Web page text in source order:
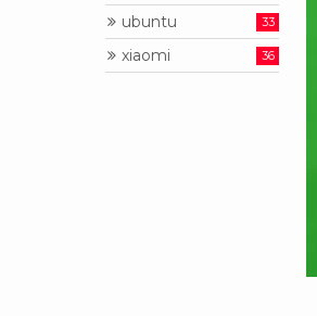
ubuntu 33
xiaomi 36